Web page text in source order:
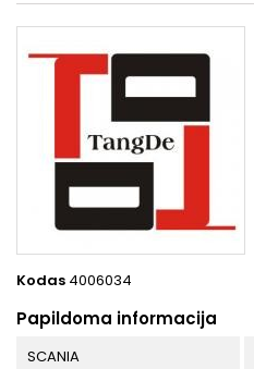
Kodas 4006034
Papildoma informacija
SCANIA